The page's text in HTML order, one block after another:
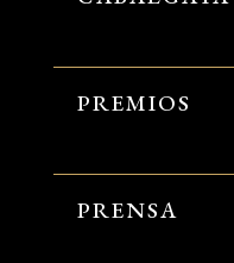
PREMIOS
PRENSA